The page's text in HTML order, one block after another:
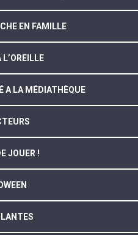
EN FAMILLE
L’OREILLE
A LA MÉDIATHÈQUE
JOUER !